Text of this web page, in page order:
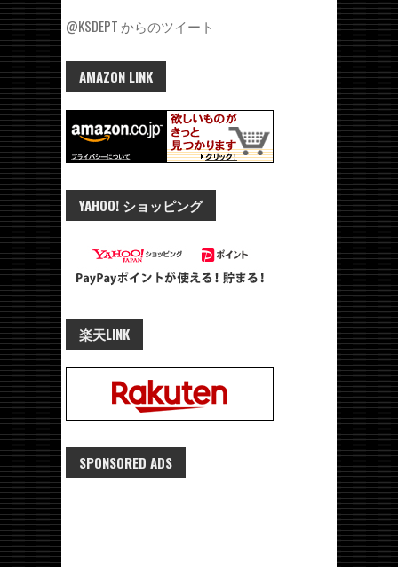
@KSDEPT からのツイート
AMAZON LINK
YAHOO! ショッピング
楽天LINK
SPONSORED ADS